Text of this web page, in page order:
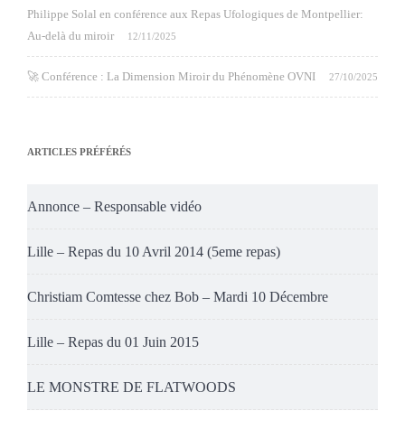
Philippe Solal en conférence aux Repas Ufologiques de Montpellier:
Au-delà du miroir
12/11/2025
🚀 Conférence : La Dimension Miroir du Phénomène OVNI 27/10/2025
ARTICLES PRÉFÉRÉS
Annonce – Responsable vidéo
Lille – Repas du 10 Avril 2014 (5eme repas)
Christiam Comtesse chez Bob – Mardi 10 Décembre
Lille – Repas du 01 Juin 2015
LE MONSTRE DE FLATWOODS